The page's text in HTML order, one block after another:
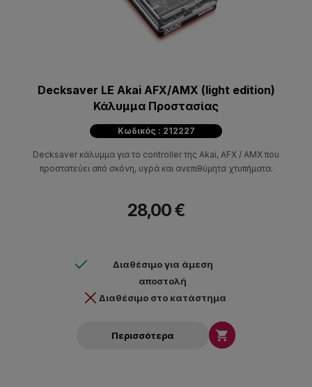
Decksaver LE Akai AFX/AMX (light edition)
Κάλυμμα Προστασίας
Κωδικός : 212227
Decksaver κάλυμμα για το controller της Akai, AFX / AMX που
προστατεύει από σκόνη, υγρά και ανεπιθύμητα χτυπήματα.
28,00 €
Διαθέσιμο για άμεση
αποστολή
Διαθέσιμο στο κατάστημα
Περισσότερα 